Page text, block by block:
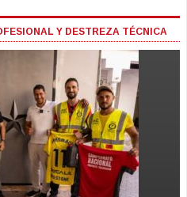
Y DESTREZA TÉCNICA